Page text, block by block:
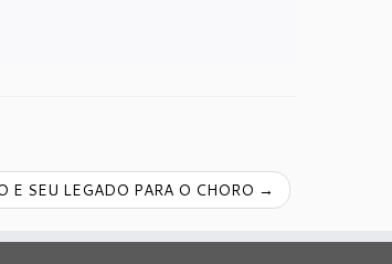
E SEU LEGADO PARA O CHORO →